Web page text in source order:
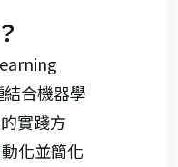
合機器學
實踐方
化並簡化